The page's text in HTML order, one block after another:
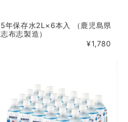
5年保存水2L×6本入 （鹿児島県
志布志製造）
¥1,780